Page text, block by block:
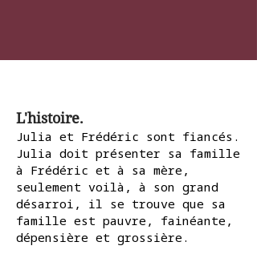
L'histoire.
Julia et Frédéric sont fiancés.
Julia doit présenter sa famille
à Frédéric et à sa mère,
seulement voilà, à son grand
désarroi, il se trouve que sa
famille est pauvre, fainéante,
dépensière et grossière.